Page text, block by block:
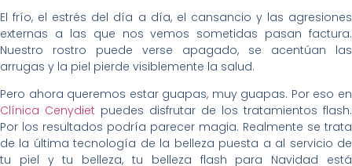
El frío, el estrés del día a día, el cansancio y las agresiones
externas a las que nos vemos sometidas pasan factura.
Nuestro rostro puede verse apagado, se acentúan las
arrugas y la piel pierde visiblemente la salud.
Pero ahora queremos estar guapas, muy guapas. Por eso en
Clínica Cenydiet puedes disfrutar de los tratamientos flash.
Por los resultados podría parecer magia. Realmente se trata
de la última tecnología de la belleza puesta a al servicio de
tu piel y tu belleza, tu belleza flash para Navidad está